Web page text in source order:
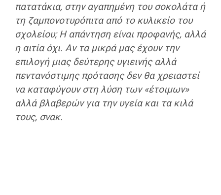
πατατάκια, στην αγαπημένη του σοκολάτα ή
τη ζαμπονοτυρόπιτα από το κυλικείο του
σχολείου; Η απάντηση είναι προφανής, αλλά
η αιτία όχι. Αν τα μικρά μας έχουν την
επιλογή μιας δεύτερης υγιεινής αλλά
πεντανόστιμης πρότασης δεν θα χρειαστεί
να καταφύγουν στη λύση των «έτοιμων»
αλλά βλαβερών για την υγεία και τα κιλά
τους, σνακ.